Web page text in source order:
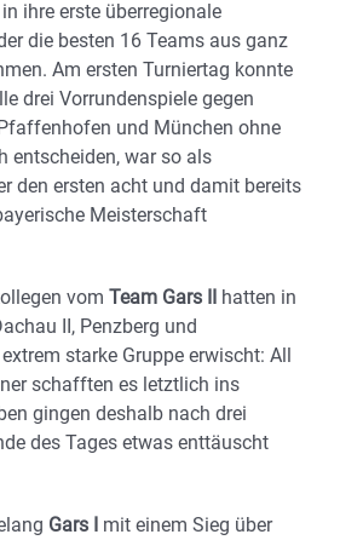
ihre erste überregionale
die besten 16 Teams aus ganz
Am ersten Turniertag konnte
drei Vorrundenspiele gegen
und München ohne
entscheiden, war so als
den ersten acht und damit bereits
Meisterschaft
vom Team Gars II hatten in
II, Penzberg und
starke Gruppe erwischt: All
schafften es letztlich ins
gingen deshalb nach drei
des Tages etwas enttäuscht
Gars I mit einem Sieg über